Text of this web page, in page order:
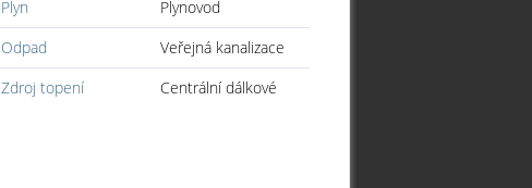
Plyn
Plynovod
Odpad
Veřejná kanalizace
Zdroj topení
Centrální dálkové